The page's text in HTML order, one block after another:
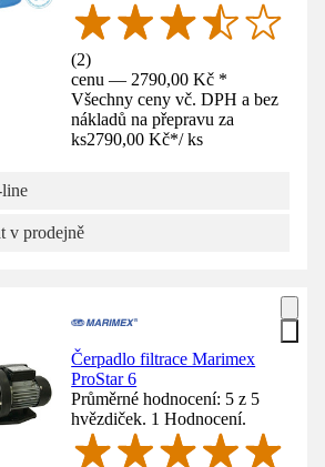
(2)
cenu — 2790,00 Kč *
Všechny ceny vč. DPH a bez
nákladů na přepravu za
ks2790,00 Kč*/ ks
v prodejně
Čerpadlo filtrace Marimex
ProStar 6
Průměrné hodnocení: 5 z 5
hvězdiček. 1 Hodnocení.